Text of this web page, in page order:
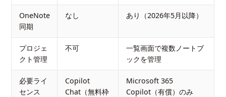
OneNote
同期
なし あり（2026年5月以降）
プロジェ
クト管理
不可
一覧画面で複数ノートブ
ックを管理
必要ライ
センス
Copilot
Chat（無料枠
Microsoft 365
Copilot（有償）のみ